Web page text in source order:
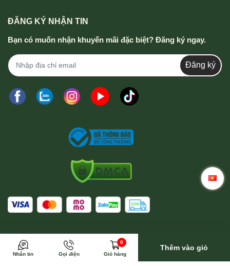
Trong trường hợp này Wina sẽ toàn bộ trả phí vận
chuyển
ĐĂNG KÝ NHẬN TIN
Bạn có muốn nhận khuyến mãi đặc biệt? Đăng ký ngay.
Đăng ký
Nhắn tin Gọi điện
0
Giỏ hàng
Thêm vào giỏ